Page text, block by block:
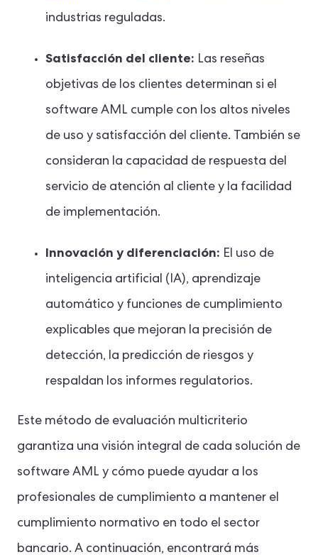
industrias reguladas.
Satisfacción del cliente: Las reseñas
objetivas de los clientes determinan si el
software AML cumple con los altos niveles
de uso y satisfacción del cliente. También se
consideran la capacidad de respuesta del
servicio de atención al cliente y la facilidad
de implementación.
Innovación y diferenciación: El uso de
inteligencia artificial (IA), aprendizaje
automático y funciones de cumplimiento
explicables que mejoran la precisión de
detección, la predicción de riesgos y
respaldan los informes regulatorios.
Este método de evaluación multicriterio
garantiza una visión integral de cada solución de
software AML y cómo puede ayudar a los
profesionales de cumplimiento a mantener el
cumplimiento normativo en todo el sector
bancario. A continuación, encontrará más